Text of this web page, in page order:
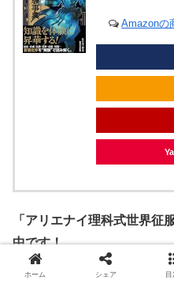
Amazonの
「アリエナイ理科式世界征
中です！
ホーム シェア 目